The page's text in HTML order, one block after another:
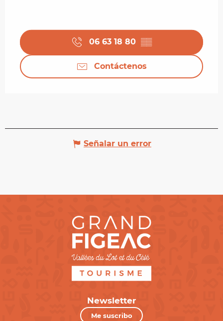
06 63 18 80 ▒▒
Contáctenos
Señalar un error
Newsletter
Me suscribo